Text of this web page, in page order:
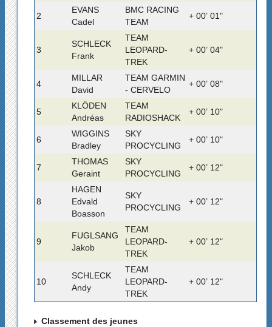
2
EVANS
Cadel
BMC RACING
TEAM
+ 00’ 01"
3
SCHLECK
Frank
TEAM
LEOPARD-
TREK
+ 00’ 04"
4
MILLAR
David
TEAM GARMIN
- CERVELO
+ 00’ 08"
5
KLÖDEN
Andréas
TEAM
RADIOSHACK
+ 00’ 10"
6
WIGGINS
Bradley
SKY
PROCYCLING
+ 00’ 10"
7
THOMAS
Geraint
SKY
PROCYCLING
+ 00’ 12"
8
HAGEN
Edvald
Boasson
SKY
PROCYCLING
+ 00’ 12"
9
FUGLSANG
Jakob
TEAM
LEOPARD-
TREK
+ 00’ 12"
10
SCHLECK
Andy
TEAM
LEOPARD-
TREK
+ 00’ 12"
Classement des jeunes